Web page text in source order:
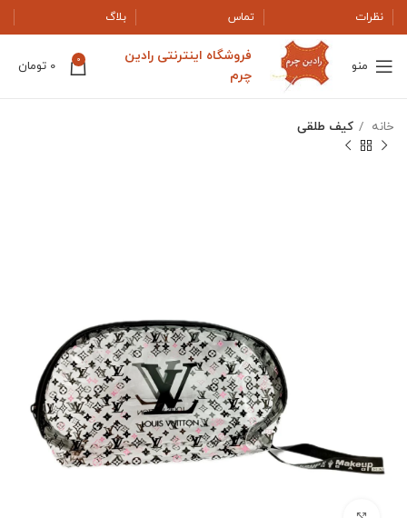
نظرات تماس بلاگ
منو
فروشگاه اینترنتی رادین
چرم
0
0 تومان
خانه کیف طلقی